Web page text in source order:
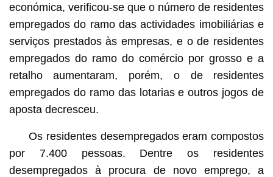
económica, verificou-se que o número de residentes
empregados do ramo das actividades imobiliárias e
serviços prestados às empresas, e o de residentes
empregados do ramo do comércio por grosso e a
retalho aumentaram, porém, o de residentes
empregados do ramo das lotarias e outros jogos de
aposta decresceu.
Os residentes desempregados eram compostos
por 7.400 pessoas. Dentre os residentes
desempregados à procura de novo emprego, a